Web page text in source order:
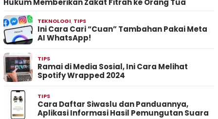
Hukum Memberikan Zakat Fitrah ke Orang Tua
TEKNOLOGI, TIPS
Ini Cara Cari “Cuan” Tambahan Pakai Meta
AI WhatsApp!
TIPS
Ramai di Media Sosial, Ini Cara Melihat
Spotify Wrapped 2024
TIPS
Cara Daftar Siwaslu dan Panduannya,
Aplikasi Informasi Hasil Pemungutan Suara